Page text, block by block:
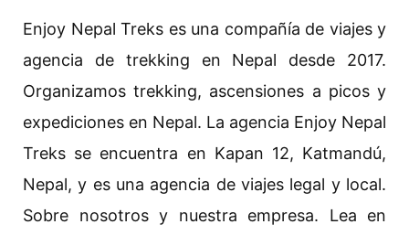
Enjoy Nepal Treks es una compañía de viajes y
agencia de trekking en Nepal desde 2017.
Organizamos trekking, ascensiones a picos y
expediciones en Nepal. La agencia Enjoy Nepal
Treks se encuentra en Kapan 12, Katmandú,
Nepal, y es una agencia de viajes legal y local.
Sobre nosotros y nuestra empresa. Lea en